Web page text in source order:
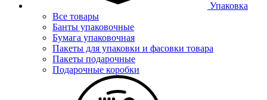
Упаковка
Все товары
Банты упаковочные
Бумага упаковочная
Пакеты для упаковки и фасовки товара
Пакеты подарочные
Подарочные коробки